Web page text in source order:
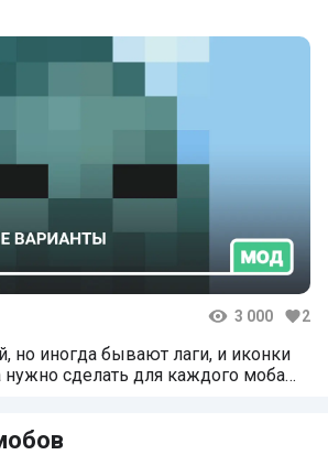
3 000 2
но иногда бывают лаги, и иконки
сделать для каждого моба